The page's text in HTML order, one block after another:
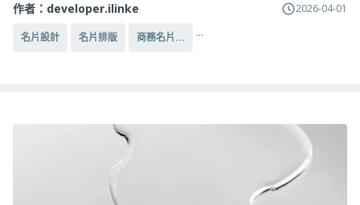
作者： developer.ilinke 2026-04-01
名片設計 名片排版 商務名片... ...